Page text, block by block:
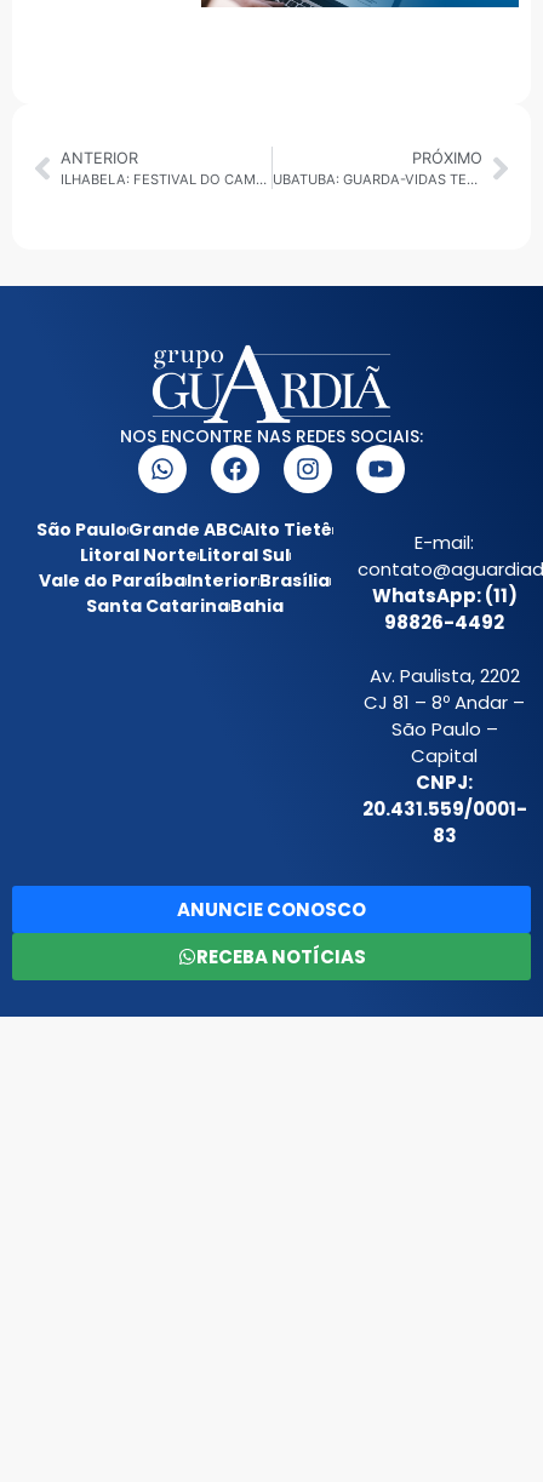
ANTERIOR
ILHABELA: FESTIVAL DO CAMARÃO COMPLETA 30 ANOS COM RETORNO DO BOTECO À PRAÇA DAS BANDEIRAS
PRÓXIMO
UBATUBA: GUARDA-VIDAS TEMPORÁRIOS SEM PAGAMENTO APÓS ERRO DA PREFEITURA
NOS ENCONTRE NAS REDES SOCIAIS:
São PauloGrande ABCAlto Tietê
Litoral NorteLitoral Sul
Vale do ParaíbaInteriorBrasília
Santa CatarinaBahia
E-mail:
WhatsApp: (11)
98826-4492
Av. Paulista, 2202
CJ 81 – 8º Andar –
São Paulo –
Capital
CNPJ:
20.431.559/0001-
83
ANUNCIE CONOSCO
RECEBA NOTÍCIAS